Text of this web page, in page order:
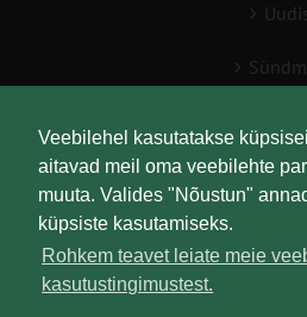
Veebilehel kasutatakse
aitavad meil oma veebilehte
muuta. Valides "Nõustun"
küpsiste kasutamiseks.
Rohkem teavet leiate meie
kasutustingimustest.
Liitu